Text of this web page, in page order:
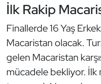
İlk Rakip
Finallerde 16 Yaş Erkek
Macaristan olacak.
gelen Macaristan
mücadele bekliyor. İlk
Vücut Geliştirme
Wushu Kungfu
Yelken